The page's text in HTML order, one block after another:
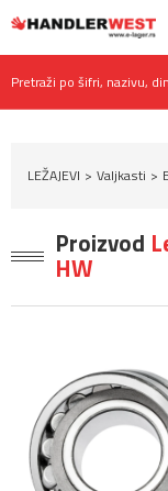
Pretraži po šifri, nazivu,
LEŽAJEVI Valjkasti
Proizvod
HW